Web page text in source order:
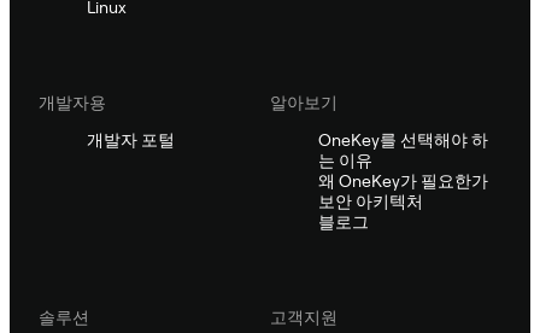
Linux
개발자용
개발자 포털
알아보기
OneKey를 선택해야 하
는 이유
왜 OneKey가 필요한가
보안 아키텍처
블로그
솔루션
고객지원